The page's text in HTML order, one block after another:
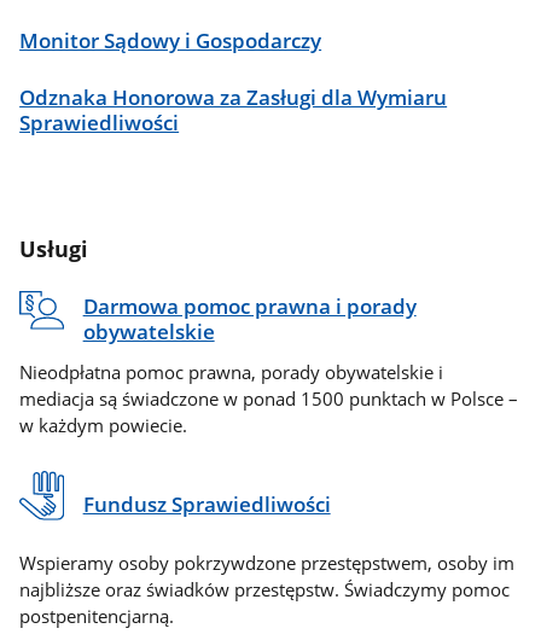
Monitor Sądowy i Gospodarczy
Odznaka Honorowa za Zasługi dla Wymiaru
Sprawiedliwości
Usługi
Darmowa pomoc prawna i porady
obywatelskie
Nieodpłatna pomoc prawna, porady obywatelskie i
mediacja są świadczone w ponad 1500 punktach w Polsce –
w każdym powiecie.
Fundusz Sprawiedliwości
Wspieramy osoby pokrzywdzone przestępstwem, osoby im
najbliższe oraz świadków przestępstw. Świadczymy pomoc
postpenitencjarną.